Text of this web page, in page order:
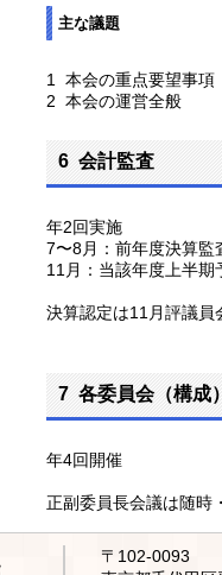
主な議題
1 本会の重点要望事項
2 本会の運営全般
6 会計監査
年2回実施
7〜8月：前年度決算監
11月：当該年度上半期
決算認定は11月評議員
7 各委員会（構成
年4回開催
正副委員長会議は随時
〒102-0093